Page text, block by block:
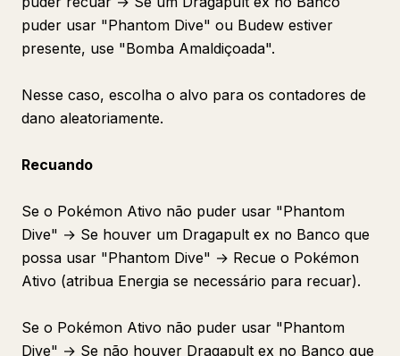
puder usar "Phantom Dive" ou Budew estiver
presente, use "Bomba Amaldiçoada".
Nesse caso, escolha o alvo para os contadores de
dano aleatoriamente.
Recuando
Se o Pokémon Ativo não puder usar "Phantom
Dive" → Se houver um Dragapult ex no Banco que
possa usar "Phantom Dive" → Recue o Pokémon
Ativo (atribua Energia se necessário para recuar).
Se o Pokémon Ativo não puder usar "Phantom
Dive" → Se não houver Dragapult ex no Banco que